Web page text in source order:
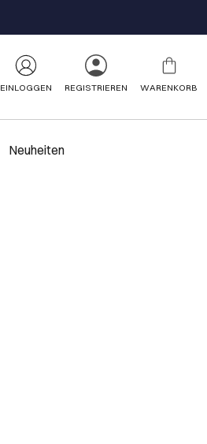
EINLOGGEN REGISTRIEREN WARENKORB
Neuheiten